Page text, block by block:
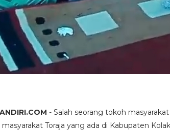
- Salah seorang tokoh
Toraja yang ada di Kabupaten